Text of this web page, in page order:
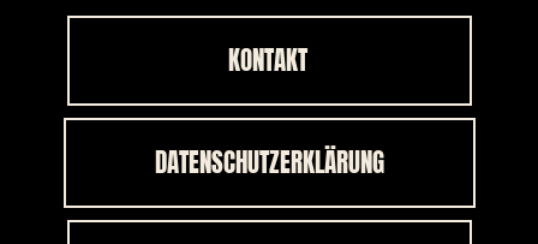
KONTAKT
DATENSCHUTZERKLÄRUNG